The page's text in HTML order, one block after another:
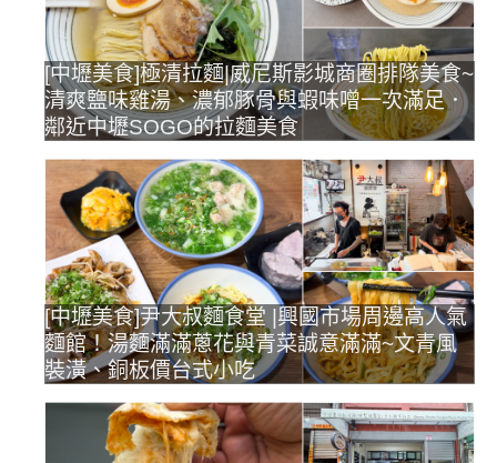
[中壢美食]極清拉麵|威尼斯影城商圈排隊美食~
清爽鹽味雞湯、濃郁豚骨與蝦味噌一次滿足．
鄰近中壢SOGO的拉麵美食
[中壢美食]尹大叔麵食堂 |興國市場周邊高人氣
麵館！湯麵滿滿蔥花與青菜誠意滿滿~文青風
裝潢、銅板價台式小吃